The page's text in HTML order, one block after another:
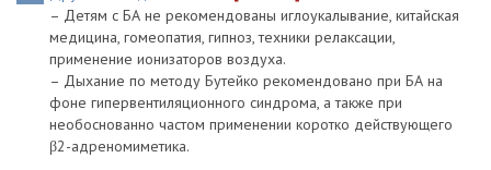
– Детям с БА не рекомендованы иглоукалывание, китайская
медицина, гомеопатия, гипноз, техники релаксации,
применение ионизаторов воздуха.
– Дыхание по методу Бутейко рекомендовано при БА на
фоне гипервентиляционного синдрома, а также при
необоснованно частом применении коротко действующего
β2-адреномиметика.